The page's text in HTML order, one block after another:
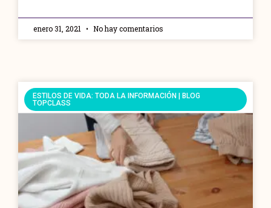
enero 31, 2021 No hay comentarios
ESTILOS DE VIDA: TODA LA INFORMACIÓN | BLOG
TOPCLASS